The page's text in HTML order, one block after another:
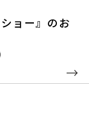
ョー』のお